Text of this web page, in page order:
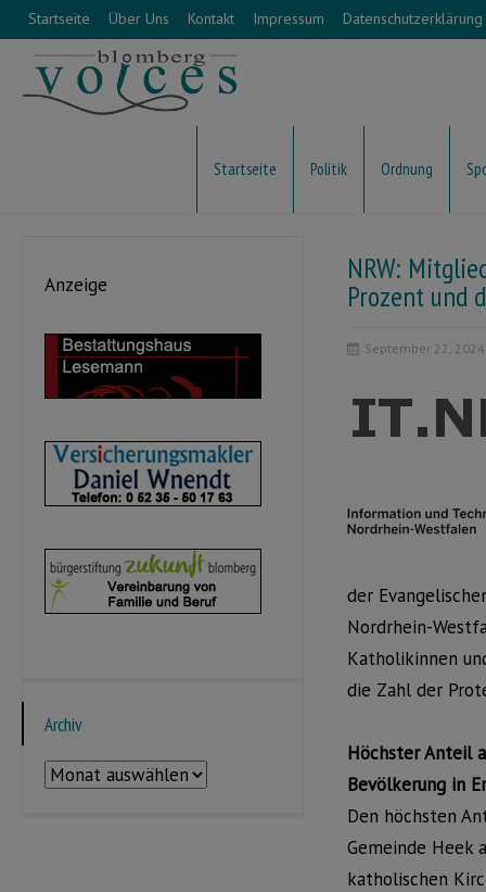
Startseite Über Uns Kontakt Impressum Datenschutzerklärung
Startseite Politik Ordnung
NRW:
Prozent und
September 22, 2024
der
Nordrhein-
Katholikinnen
die Zahl der
Höchster Anteil
Bevölkerung in
Den höchsten
Gemeinde Heek
katholischen
Anzeige
Archiv
Archiv